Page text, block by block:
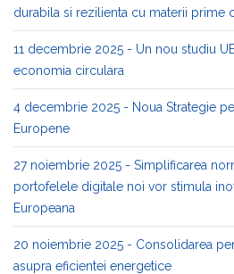
durabila si rezilienta cu materii prime
11 decembrie 2025 - Un nou studiu
economia circulara
4 decembrie 2025 - Noua Strategie
Europene
27 noiembrie 2025 - Simplificarea
portofelele digitale noi vor stimula
Europeana
20 noiembrie 2025 - Consolidarea
asupra eficientei energetice